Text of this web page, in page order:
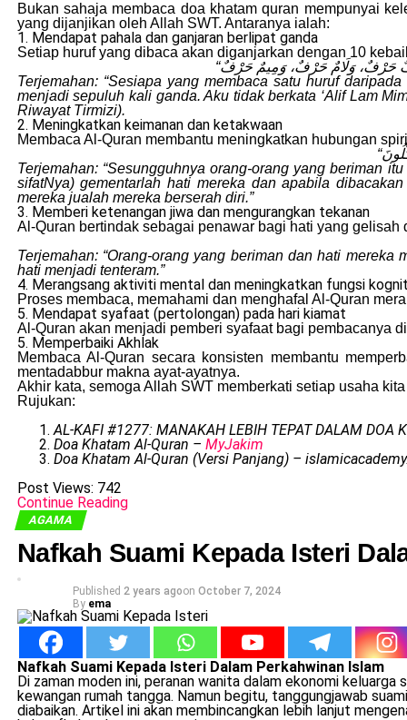
Bukan sahaja membaca doa khatam quran mempunyai
yang dijanjikan oleh Allah SWT. Antaranya ialah:
1. Mendapat pahala dan ganjaran berlipat ganda
Setiap huruf yang dibaca akan diganjarkan dengan 10
Terjemahan: “Sesiapa yang membaca satu huruf
menjadi sepuluh kali ganda. Aku tidak berkata ‘Alif Lam
Riwayat Tirmizi).
2. Meningkatkan keimanan dan ketakwaan
Membaca Al-Quran membantu meningkatkan hubungan
Terjemahan: “Sesungguhnya orang-orang yang beriman
sifatNya) gementarlah hati mereka dan apabila
mereka jualah mereka berserah diri.”
3. Memberi ketenangan jiwa dan mengurangkan tekanan
Al-Quran bertindak sebagai penawar bagi hati yang gelisah
Terjemahan: “Orang-orang yang beriman dan hati
hati menjadi tenteram.”
4. Merangsang aktiviti mental dan meningkatkan fungsi
Proses membaca, memahami dan menghafal Al-Quran
5. Mendapat syafaat (pertolongan) pada hari kiamat
Al-Quran akan menjadi pemberi syafaat bagi pembacanya
5. Memperbaiki Akhlak
Membaca Al-Quran secara konsisten membantu
mentadabbur makna ayat-ayatnya.
Akhir kata, semoga Allah SWT memberkati setiap usaha
Rujukan:
AL-KAFI #1277: MANAKAH LEBIH TEPAT DALAM DOA
Doa Khatam Al-Quran – MyJakim
Doa Khatam Al-Quran (Versi Panjang) –
Post Views: 742
Continue Reading
AGAMA
Nafkah Suami Kepada Isteri
Published 2 years agoon October 7, 2024
By ema
Nafkah Suami Kepada Isteri Dalam Perkahwinan Islam
Di zaman moden ini, peranan wanita dalam ekonomi
kewangan rumah tangga. Namun begitu, tanggungjawab
diabaikan. Artikel ini akan membincangkan lebih lanjut